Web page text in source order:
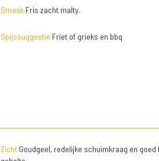
SmaakFris zacht malty.
Spijssuggestie Friet of grieks en bbq
ZichtGoudgeel, redelijke schuimkraag en goed